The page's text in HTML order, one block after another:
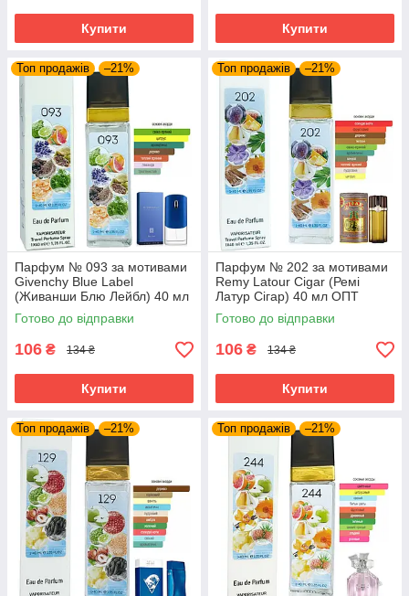
Купити Купити
Топ продажів –21%
Парфум № 093 за мотивами
Givenchy Blue Label
(Живанши Блю Лейбл) 40 мл
ОПТ
Готово до відправки
106 ₴ 134 ₴
Купити
Топ продажів –21%
Парфум № 202 за мотивами
Remy Latour Cigar (Ремі
Латур Сігар) 40 мл ОПТ
Готово до відправки
106 ₴ 134 ₴
Купити
Топ продажів –21% Топ продажів –21%